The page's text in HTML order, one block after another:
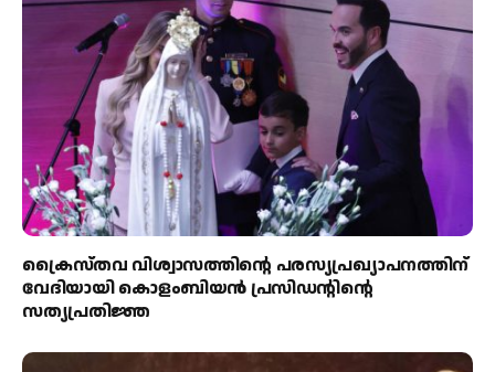
ക്രൈസ്തവ വിശ്വാസത്തിന്റെ പരസ്യപ്രഖ്യാപനത്തിന്
വേദിയായി കൊളംബിയൻ പ്രസിഡന്റിന്റെ
സത്യപ്രതിജ്ഞ